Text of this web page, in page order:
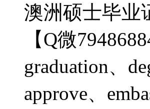
澳洲硕士毕业
【Q微
graduation、
approve、